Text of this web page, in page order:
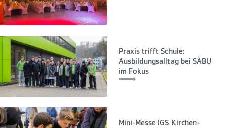
Praxis trifft Schule:
Ausbildungsalltag bei SÄBU
im Fokus
Mini-Messe IGS Kirchen-